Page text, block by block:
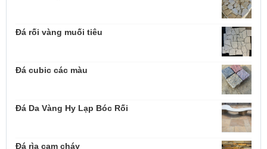
Đá rối vàng muối tiêu
Đá cubic các màu
Đá Da Vàng Hy Lạp Bóc Rối
Đá rìa cam cháy